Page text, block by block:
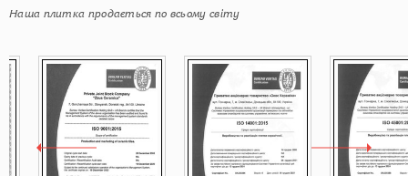
Наша плитка продається по всьому світу